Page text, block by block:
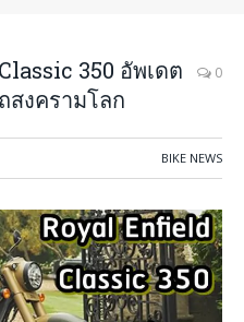
350 อัพเดต
สงครามโลก
0
BIKE NEWS